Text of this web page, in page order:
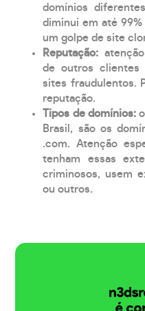
domínios
diminui em até
um golpe de site
Reputação:
de outros
sites fraudulentos.
reputação.
Tipos de domínios:
Brasil, são os
.com. Atenção
tenham essas
criminosos, usem
ou outros.